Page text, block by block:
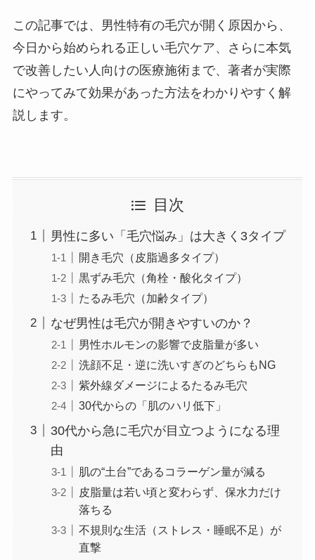
この記事では、男性特有の毛穴が開く原因から、
今日から始められる正しい毛穴ケア、さらに本気
で改善したい人向けの医療施術まで、著者が実際
にやってみて効果があった方法をわかりやすく解
説します。
目次
男性に多い「毛穴悩み」は大きく3タイプ
開き毛穴（皮脂過多タイプ）
黒ずみ毛穴（角栓・酸化タイプ）
たるみ毛穴（加齢タイプ）
なぜ男性は毛穴が開きやすいのか？
男性ホルモンの影響で皮脂量が多い
洗顔不足・逆に洗いすぎのどちらもNG
紫外線ダメージによるたるみ毛穴
30代からの「肌のハリ低下」
30代から急に毛穴が目立つようになる理
由
肌の“土台”であるコラーゲン量が減る
皮脂量は若い頃と変わらず、保水力だけ
落ちる
不規則な生活（ストレス・睡眠不足）が
直撃